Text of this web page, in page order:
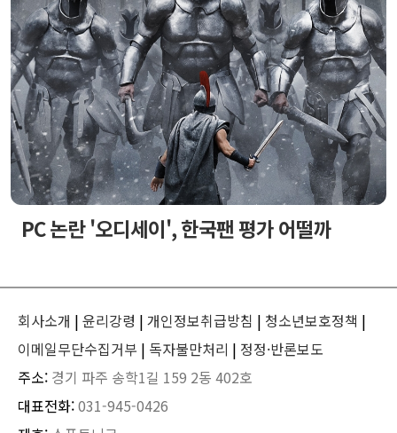
PC 논란 '오디세이', 한국팬 평가 어떨까
회사소개 | 윤리강령 | 개인정보취급방침 | 청소년보호정책 |
이메일무단수집거부 | 독자불만처리 | 정정·반론보도
주소: 경기 파주 송학1길 159 2동 402호
대표전화:031-945-0426